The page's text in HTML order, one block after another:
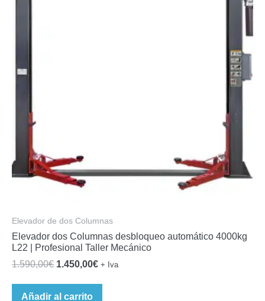
Elevador de dos Columnas
Elevador dos Columnas desbloqueo automático 4000kg
L22 | Profesional Taller Mecánico
1.590,00€ El
original
1.450,00€El+ Iva
Añadir al carrito